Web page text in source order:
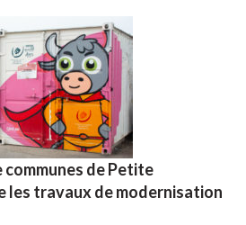
communes de Petite
les travaux de modernisation